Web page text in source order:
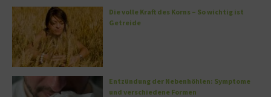
Die volle Kraft des Korns – So wichtig ist
Getreide
Entzündung der Nebenhöhlen: Symptome
und verschiedene Formen